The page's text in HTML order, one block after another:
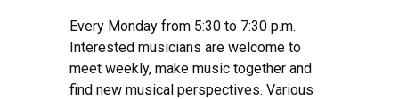
Every Monday from 5:30 to 7:30 p.m.
Interested musicians are welcome to
meet weekly, make music together and
find new musical perspectives. Various